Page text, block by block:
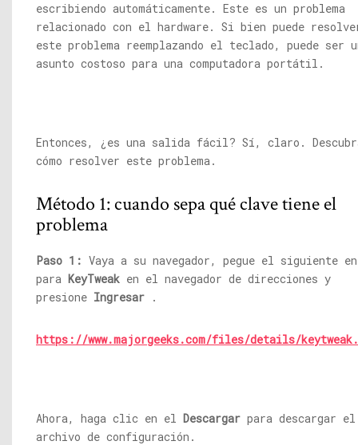
escribiendo automáticamente. Este es un problema
relacionado con el hardware. Si bien puede
este problema reemplazando el teclado, puede ser
asunto costoso para una computadora portátil.
Entonces, ¿es una salida fácil? Sí, claro.
cómo resolver este problema.
Método 1: cuando sepa qué clave tiene el
problema
Paso 1: Vaya a su navegador, pegue el siguiente
para KeyTweak en el navegador de direcciones y
presione Ingresar .
https://www.majorgeeks.com/files/details/
Ahora, haga clic en el Descargar para descargar el
archivo de configuración.